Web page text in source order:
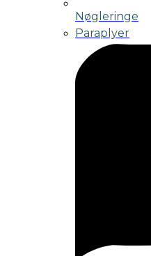
Nøgleringe
Paraplyer